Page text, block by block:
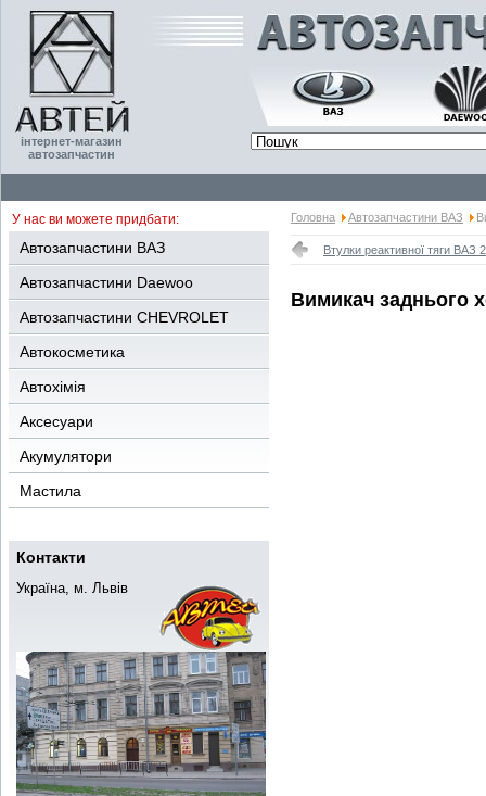
інтернет-магазин
автозапчастин
У нас ви можете придбати:
Автозапчастини ВАЗ
Автозапчастини Daewoo
Автозапчастини CHEVROLET
Автокосметика
Автохімія
Аксесуари
Акумулятори
Мастила
Контакти
Україна, м. Львів
Головна Автозапчастини ВАЗ
Втулки реактивної тяги
Вимикач заднього